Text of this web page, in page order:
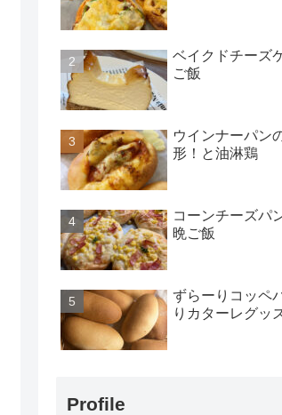
ベイクドチーズ
ご飯
ウインナーパン
形！と油淋鶏
コーンチーズパ
晩ご飯
ずらーりコッペ
りカターレグッ
Profile